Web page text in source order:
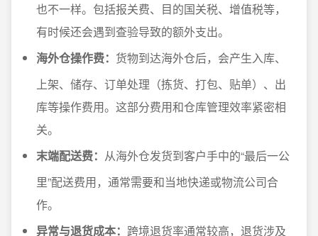
也不一样。包括报关费、目的国关税、增值税等，
有时候还会遇到查验导致的额外支出。
海外仓操作费： 货物到达海外仓后，会产生入库、
上架、储存、订单处理（拣货、打包、贴单）、出
库等操作费用。这部分费用和仓库管理效率紧密相
关。
末端配送费： 从海外仓发货到客户手中的“最后一公
里”配送费用，通常需要和当地快递或物流公司合
作。
异常与退货成本： 跨境退货率通常较高，退货涉及